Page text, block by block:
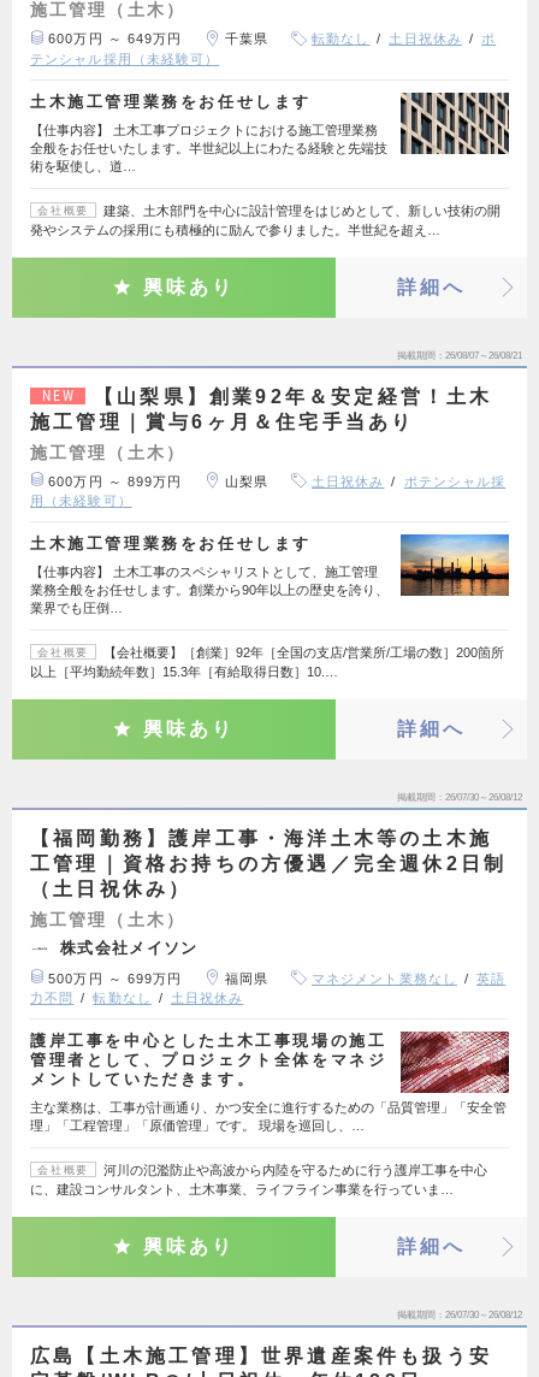
施工管理（土木）
600万円 ～ 649万円 千葉県 転勤なし 土日祝休み
ポ
テンシャル採用（未経験可）
土木施工管理業務をお任せします
【仕事内容】 土木工事プロジェクトにおける施工管理業務
全般をお任せいたします。半世紀以上にわたる経験と先端技
術を駆使し、道…
会社概要
建築、土木部門を中心に設計管理をはじめとして、新しい技術の開
発やシステムの採用にも積極的に励んで参りました。半世紀を超え…
興味あり 詳細へ
掲載期間 26/08/07～26/08/21
NEW
【山梨県】創業92年＆安定経営！土木
施工管理｜賞与6ヶ月＆住宅手当あり
施工管理（土木）
600万円 ～ 899万円 山梨県 土日祝休み
ポテンシャル採
用（未経験可）
土木施工管理業務をお任せします
【仕事内容】 土木工事のスペシャリストとして、施工管理
業務全般をお任せします。創業から90年以上の歴史を誇り、
業界でも圧倒…
会社概要
【会社概要】［創業］92年［全国の支店/営業所/工場の数］200箇所
以上［平均勤続年数］15.3年［有給取得日数］10.…
興味あり 詳細へ
掲載期間 26/07/30～26/08/12
【福岡勤務】護岸工事・海洋土木等の土木施
工管理｜資格お持ちの方優遇／完全週休2日制
（土日祝休み）
施工管理（土木）
株式会社メイソン
500万円 ～ 699万円 福岡県 マネジメント業務なし
英語
力不問
転勤なし 土日祝休み
護岸工事を中心とした土木工事現場の施工
管理者として、プロジェクト全体をマネジ
メントしていただきます。
主な業務は、工事が計画通り、かつ安全に進行するための「品質管理」「安全管
理」「工程管理」「原価管理」です。 現場を巡回し、…
会社概要
河川の氾濫防止や高波から内陸を守るために行う護岸工事を中心
に、建設コンサルタント、土木事業、ライフライン事業を行っていま…
興味あり 詳細へ
掲載期間 26/07/30～26/08/12
広島【土木施工管理】世界遺産案件も扱う安